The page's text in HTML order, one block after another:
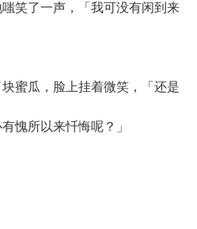
了一声，「我可没有闲到来
瓜，脸上挂着微笑，「还是
愧所以来忏悔呢？」